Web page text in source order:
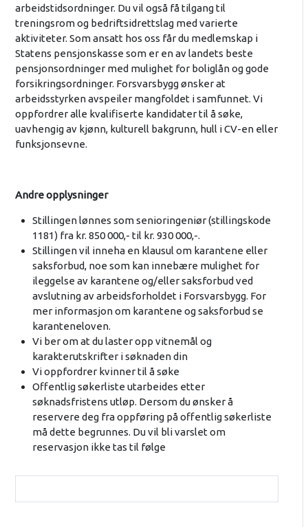
arbeidstidsordninger. Du vil også få tilgang til
treningsrom og bedriftsidrettslag med varierte
aktiviteter. Som ansatt hos oss får du medlemskap i
Statens pensjonskasse som er en av landets beste
pensjonsordninger med mulighet for boliglån og gode
forsikringsordninger. Forsvarsbygg ønsker at
arbeidsstyrken avspeiler mangfoldet i samfunnet. Vi
oppfordrer alle kvalifiserte kandidater til å søke,
uavhengig av kjønn, kulturell bakgrunn, hull i CV-en eller
funksjonsevne.
Andre opplysninger
Stillingen lønnes som senioringeniør (stillingskode
1181) fra kr. 850 000,- til kr. 930 000,-.
Stillingen vil inneha en klausul om karantene eller
saksforbud, noe som kan innebære mulighet for
ileggelse av karantene og/eller saksforbud ved
avslutning av arbeidsforholdet i Forsvarsbygg. For
mer informasjon om karantene og saksforbud se
karanteneloven.
Vi ber om at du laster opp vitnemål og
karakterutskrifter i søknaden din
Vi oppfordrer kvinner til å søke
Offentlig søkerliste utarbeides etter
søknadsfristens utløp. Dersom du ønsker å
reservere deg fra oppføring på offentlig søkerliste
må dette begrunnes. Du vil bli varslet om
reservasjon ikke tas til følge